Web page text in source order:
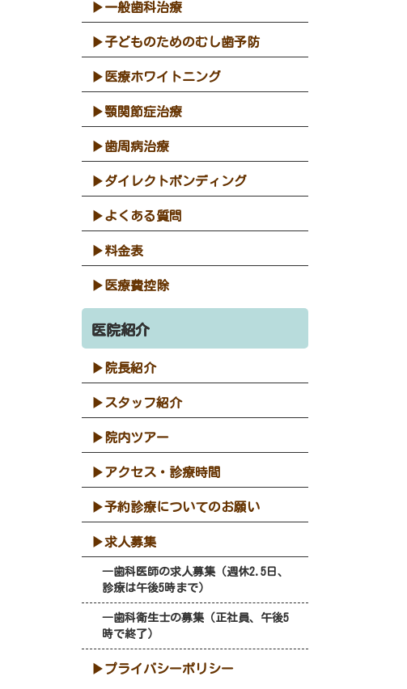
一般歯科治療
子どものためのむし歯予防
医療ホワイトニング
顎関節症治療
歯周病治療
ダイレクトボンディング
よくある質問
料金表
医療費控除
医院紹介
院長紹介
スタッフ紹介
院内ツアー
アクセス・診療時間
予約診療についてのお願い
求人募集
歯科医師の求人募集（週休2.5日、
診療は午後5時まで）
歯科衛生士の募集（正社員、午後5
時で終了）
プライバシーポリシー